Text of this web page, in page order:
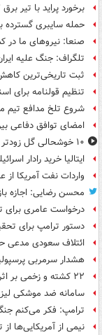
برخورد پراید با تیر برق ۲ فوتی بر جای گذاشت
حمله سایبری گسترده
صنعا: نیروهای ما در
تلگراف: جنگ علیه
ثبت تاریخی‌ترین
تنظیم قولنامه برای
شروع تلخ مدافع تیم
امضای توافق دفاعی
۱۰ خوشحالی گل زودتر از موعد
ایتالیا خرید رادار
واردات نفت آمریکا
محسن رضایی: اجازه
درخواست عامری برای
دستور ترامپ برای
ائتلاف سعودی مدعی
هشدار سرمربی
۲۲ کشته و زخمی بر اثر تیراندازی در یک مدرسه در تایلند+ فیلم
سامانه ضد موشکی
ترامپ: فکر می‌کنم جنگ
نیمی از آمریکایی‌ها